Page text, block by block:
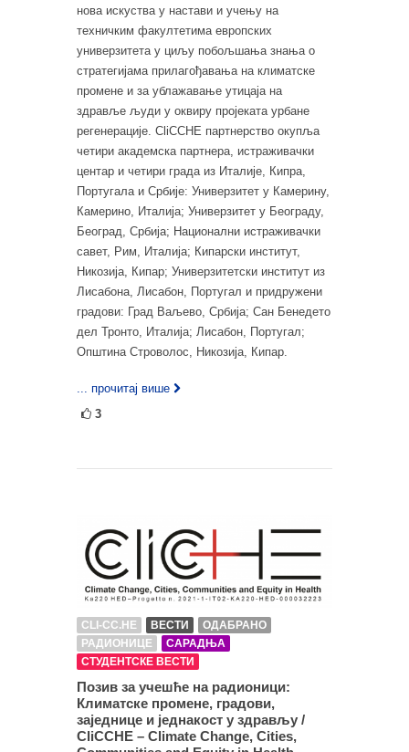
нова искуства у настави и учењу на
техничким факултетима европских
универзитета у циљу побољшања знања о
стратегијама прилагођавања на климатске
промене и за ублажавање утицаја на
здравље људи у оквиру пројеката урбане
регенерације. CliCCHE партнерство окупља
четири академска партнера, истраживачки
центар и четири града из Италије, Кипра,
Португала и Србије: Универзитет у Камерину,
Камерино, Италија; Универзитет у Београду,
Београд, Србија; Национални истраживачки
савет, Рим, Италија; Кипарски институт,
Никозија, Кипар; Универзитетски институт из
Лисабона, Лисабон, Португал и придружени
градови: Град Ваљево, Србија; Сан Бенедето
дел Тронто, Италија; Лисабон, Португал;
Општина Строволос, Никозија, Кипар.
... прочитај више
3
CLI-CC.HE ВЕСТИ
ОДАБРАНО
РАДИОНИЦЕ
САРАДЊА
СТУДЕНТСКЕ ВЕСТИ
Позив за учешће на радионици:
Климатске промене, градови,
заједнице и једнакост у здрављу /
CliCCHE – Climate Change, Cities,